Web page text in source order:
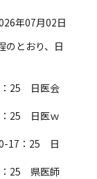
年07月02日
のとおり、日
25 日医会
：25 日医ｗ
17：25 日
25 県医師